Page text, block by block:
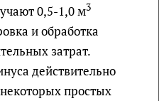
0,5-1,0 м3
и обработка
затрат.
действительно
простых